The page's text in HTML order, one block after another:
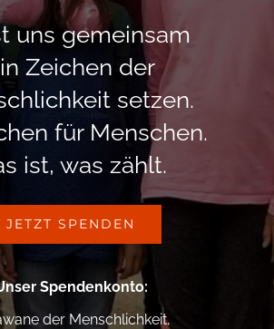
uns gemeinsam
Zeichen der
setzen.
für Menschen.
ist, was zählt.
JETZT SPENDEN
Spendenkonto:
der Menschlichkeit,